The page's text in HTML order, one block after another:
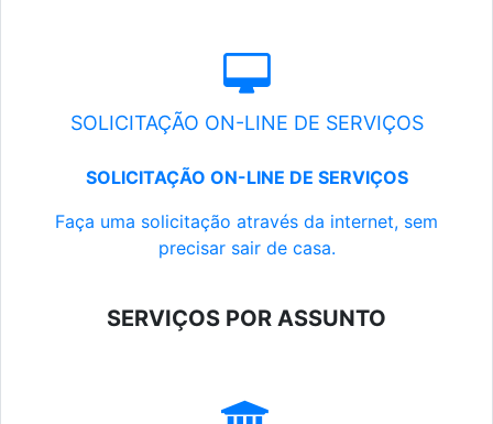
SOLICITAÇÃO ON-LINE DE SERVIÇOS
SOLICITAÇÃO ON-LINE DE SERVIÇOS
Faça uma solicitação através da internet, sem
precisar sair de casa.
SERVIÇOS POR ASSUNTO